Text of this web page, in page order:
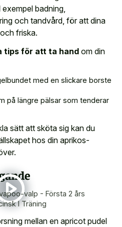
badning,
och tandvård, för att dina
friska.
tips för att ta handom din
med en slickare borste
på längre pälsar som tenderar
sätt att sköta sig kan du
hos din aprikos-
valp - Första 2 års
I Träning
mellan en apricot pudel